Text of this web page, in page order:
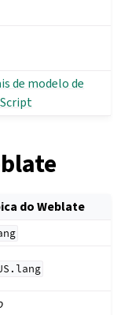
de modelo de
do Weblate